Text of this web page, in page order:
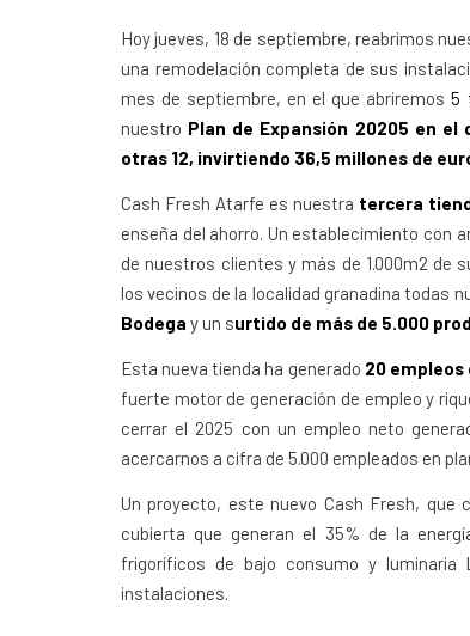
Hoy jueves, 18 de septiembre, reabrimos
una remodelación completa de sus
mes de septiembre, en el que abriremos5
nuestro Plan de Expansión 20205 en
otras 12, invirtiendo 36,5 millones de
Cash Fresh Atarfe es nuestra tercera
enseña del ahorro. Un establecimiento con
de nuestros clientes y más de 1.000m2 de
los vecinos de la localidad granadina todas
Bodega y un surtido de más de 5.000
Esta nueva tienda ha generado 20
fuerte motor de generación de empleo y
cerrar el 2025 con un empleo neto
acercarnos a cifra de 5.000 empleados en
Un proyecto, este nuevo Cash Fresh,
cubierta que generan el 35% de la
frigoríficos de bajo consumo y luminaria
instalaciones.